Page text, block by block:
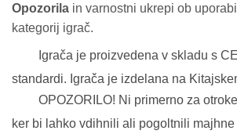
Opozorila in varnostni ukrepi ob
kategorij igrač.
Igrača je proizvedena v skladu s
standardi. Igrača je izdelana na
OPOZORILO! Ni primerno za
ker bi lahko vdihnili ali pogoltnili majhne